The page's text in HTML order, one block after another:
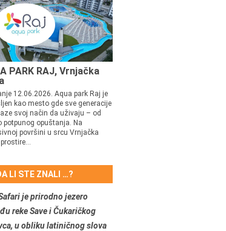
PARK RAJ, Vrnjačka
12.06.2026. Aqua park Raj je
kao mesto gde sve generacije
svoj način da uživaju – od
potpunog opuštanja. Na
površini u srcu Vrnjačka
LI STE ZNALI …?
je prirodno jezero
reke Save i Čukaričkog
u obliku latiničnog slova